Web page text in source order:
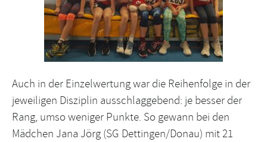
Auch in der Einzelwertung war die Reihenfolge in der
jeweiligen Disziplin ausschlaggebend: je besser der
Rang, umso weniger Punkte. So gewann bei den
Mädchen Jana Jörg (SG Dettingen/Donau) mit 21